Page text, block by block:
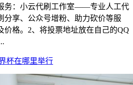
务：小云代刷工作室——专业人工代
分享、公众号增粉、助力砍价等服
价格。2、将投票地址放在自己的QQ
杯在哪里举行